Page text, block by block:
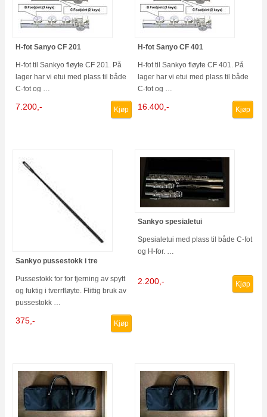
H-fot Sanyo CF 201
H-fot til Sankyo fløyte CF 201. På
lager har vi etui med plass til både
C-fot og …
7.200,- Kjøp
H-fot Sanyo CF 401
H-fot til Sankyo fløyte CF 401. På
lager har vi etui med plass til både
C-fot og …
16.400,- Kjøp
Sankyo pussestokk i tre
Pussestokk for for fjerning av spytt
og fuktig i tverrfløyte. Flittig bruk av
pussestokk …
375,- Kjøp
Sankyo spesialetui
Spesialetui med plass til både C-fot
og H-for. …
2.200,- Kjøp